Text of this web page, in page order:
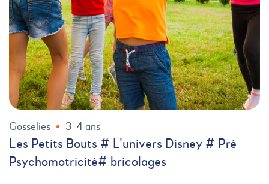
Gosselies 3-4 ans
Les Petits Bouts # L'univers Disney # Pré
Psychomotricité# bricolages